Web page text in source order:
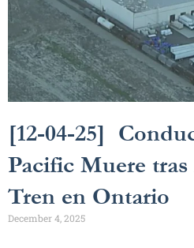
[12-04-25]
Pacific Muere
Tren en Ontario
December 4, 2025